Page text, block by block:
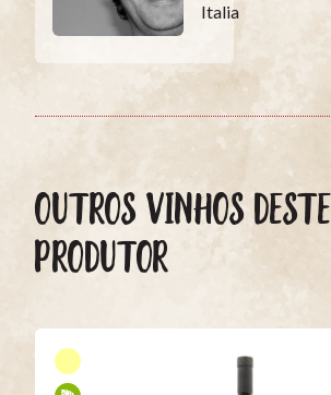
Italia
OUTROS VINHOS DESTE
PRODUTOR